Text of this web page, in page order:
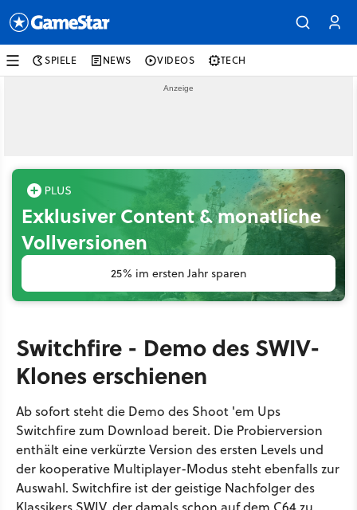
SPIELE NEWS VIDEOS TECH
Exklusiver Content & monatliche
Vollversionen
25% im ersten Jahr sparen
Switchfire - Demo des SWIV-
Klones erschienen
Ab sofort steht die Demo des Shoot 'em Ups
Switchfire zum Download bereit. Die Probierversion
enthält eine verkürzte Version des ersten Levels und
der kooperative Multiplayer-Modus steht ebenfalls zur
Auswahl. Switchfire ist der geistige Nachfolger des